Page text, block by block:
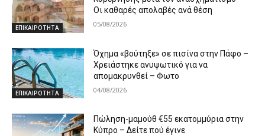
ΕΠΙΚΑΙΡΟΤΗΤΑ
Οι καθαρές απολαβές ανά θέση
05/08/2026
ΕΠΙΚΑΙΡΟΤΗΤΑ
Όχημα «βούτηξε» σε πισίνα στην Πάφο –
Χρειάστηκε ανυψωτικό για να
απομακρυνθεί – Φωτο
04/08/2026
Πώληση-μαμούθ €55 εκατομμύρια στην
Κύπρο – Δείτε πού έγινε